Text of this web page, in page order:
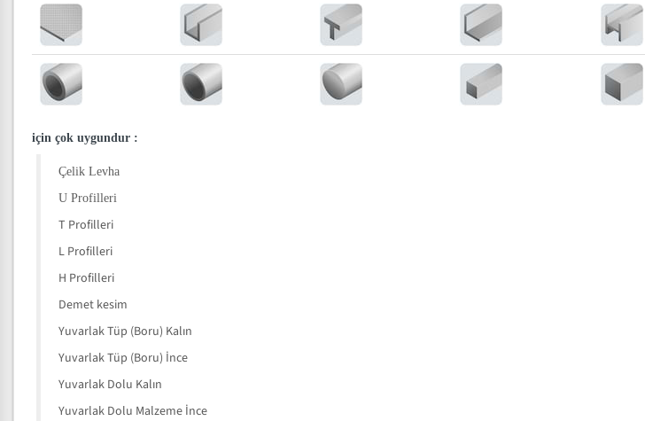
için çok uygundur :
Çelik Levha
U Profilleri
T Profilleri
L Profilleri
H Profilleri
Demet kesim
Yuvarlak Tüp (Boru) Kalın
Yuvarlak Tüp (Boru) İnce
Yuvarlak Dolu Kalın
Yuvarlak Dolu Malzeme İnce